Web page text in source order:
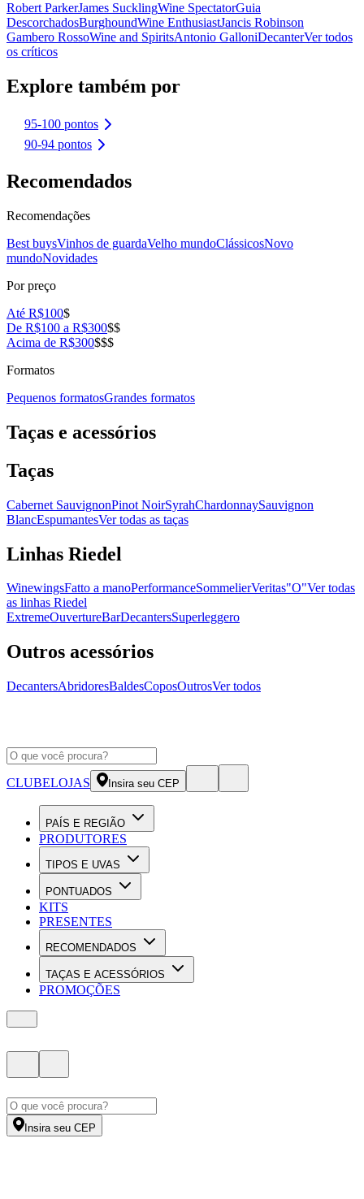
Robert ParkerJames SucklingWine SpectatorGuia
DescorchadosBurghoundWine EnthusiastJancis Robinson
Gambero RossoWine and SpiritsAntonio GalloniDecanterVer todos
os críticos
Explore também por
95-100 pontos
90-94 pontos
Recomendados
Recomendações
Best buysVinhos de guardaVelho mundoClássicosNovo
mundoNovidades
Por preço
Até R$100$
De R$100 a R$300$$
Acima de R$300$$$
Formatos
Pequenos formatosGrandes formatos
Taças e acessórios
Taças
Cabernet SauvignonPinot NoirSyrahChardonnaySauvignon
BlancEspumantesVer todas as taças
Linhas Riedel
WinewingsFatto a manoPerformanceSommelierVeritas"O"Ver todas
as linhas Riedel
ExtremeOuvertureBarDecantersSuperleggero
Outros acessórios
DecantersAbridoresBaldesCoposOutrosVer todos
CLUBELOJAS Insira seu CEP
PAÍS E REGIÃO
PRODUTORES
TIPOS E UVAS
PONTUADOS
KITS
PRESENTES
RECOMENDADOS
TAÇAS E ACESSÓRIOS
PROMOÇÕES
Insira seu CEP